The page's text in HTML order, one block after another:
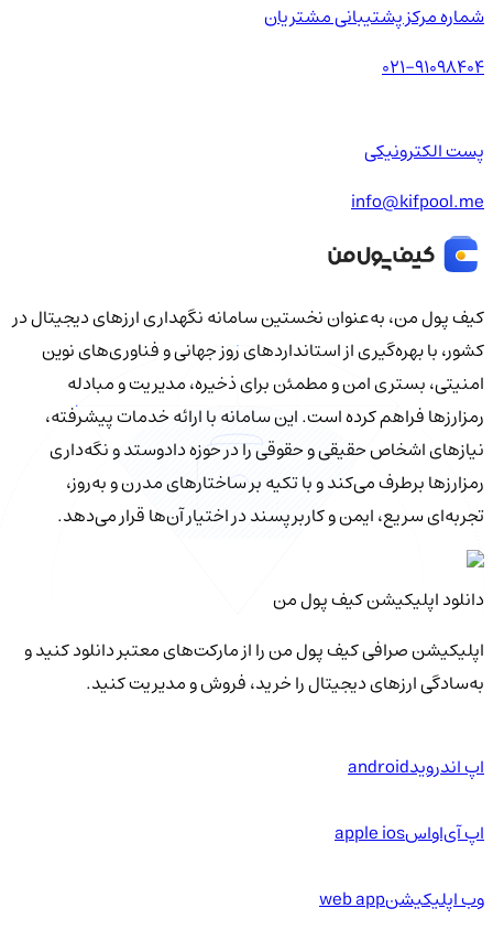
شماره مرکز پشتیبانی مشتریان
021-91098404
پست الکترونیکی
info@kifpool.me
کیف‌ پول من، به‌عنوان نخستین سامانه نگهداری ارزهای دیجیتال در
کشور، با بهره‌گیری از استانداردهای روز جهانی و فناوری‌های نوین
امنیتی، بستری امن و مطمئن برای ذخیره، مدیریت و مبادله
رمزارزها فراهم کرده است. این سامانه با ارائه خدمات پیشرفته،
نیازهای اشخاص حقیقی و حقوقی را در حوزه دادوستد و نگه‌داری
رمزارزها برطرف می‌کند و با تکیه بر ساختارهای مدرن و به‌روز،
تجربه‌ای سریع، ایمن و کاربرپسند در اختیار آن‌ها قرار می‌دهد.
دانلود اپلیکیشن کیف‌ پول من
اپلیکیشن صرافی کیف پول من را از مارکت‌های معتبر دانلود کنید و
به‌سادگی ارزهای دیجیتال را خرید، فروش و مدیریت کنید.
اپ اندرویدandroid
اپ آی‌او‌اسapple ios
وب اپلیکیشنweb app